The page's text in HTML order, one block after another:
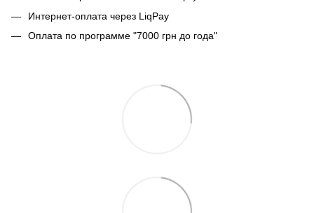
Интернет-оплата через LiqPay
Оплата по программе "7000 грн до года"